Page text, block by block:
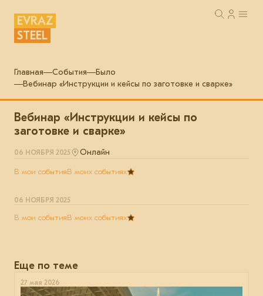
EVRAZ
STEEL
Главная События
Было
Вебинар «Инструкции и кейсы по заготовке и сварке»
Вебинар «Инструкции и кейсы по
заготовке и сварке»
06 НОЯБРЯ 2025 Онлайн
В мои событияВ моих событиях
06 НОЯБРЯ 2025
В мои событияВ моих событиях
Еще по теме
27 мая 2026